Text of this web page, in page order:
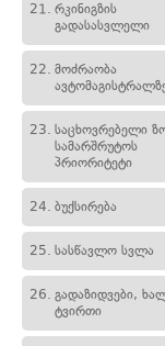
21. რკინიგზის
გადასასვლელი
22. მოძრაობა
23. საცხოვრებელი
სამარშრუტოს
პრიორიტეტი
24. ბუქსირება
25. სასწავლო სვლა
26. გადაზიდვები,
ტვირთი